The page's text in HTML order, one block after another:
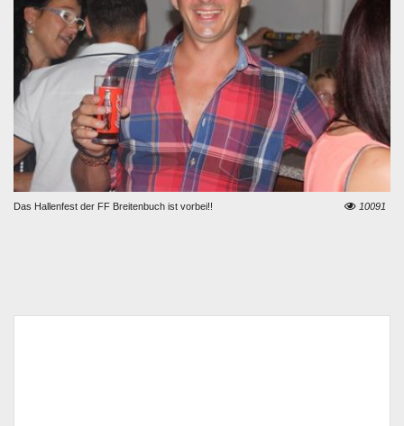
Das Hallenfest der FF Breitenbuch ist vorbei!! 10091